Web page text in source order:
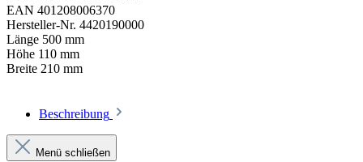
EAN 401208006370
Hersteller-Nr. 4420190000
Länge 500 mm
Höhe 110 mm
Breite 210 mm
Beschreibung
Menü schließen